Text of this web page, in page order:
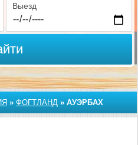
Выезд
» ФОГТЛАНД » АУЭРБАХ